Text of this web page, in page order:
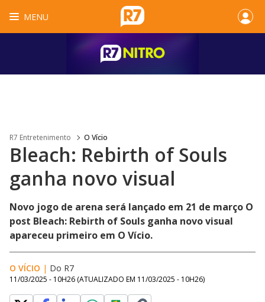
MENU
R7 Entretenimento O Vício
Bleach: Rebirth of Souls
ganha novo visual
Novo jogo de arena será lançado em 21 de março O
post Bleach: Rebirth of Souls ganha novo visual
apareceu primeiro em O Vício.
O VÍCIO | Do R7
11/03/2025 - 10H26 (ATUALIZADO EM 11/03/2025 - 10H26)